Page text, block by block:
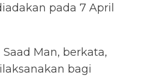
pada 7 April
Man, berkata,
bagi